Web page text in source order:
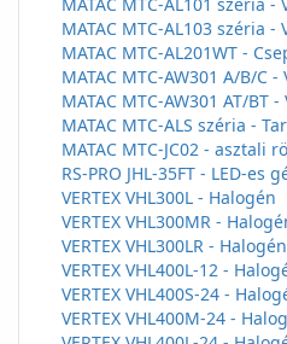
MATAC MTC-AL103 széria -
MATAC MTC-AL201WT -
MATAC MTC-AW301 A/B/C -
MATAC MTC-AW301 AT/BT
MATAC MTC-ALS széria -
MATAC MTC-JC02 - asztali
RS-PRO JHL-35FT - LED-es
VERTEX VHL300L - Halogén
VERTEX VHL300MR -
VERTEX VHL300LR - Halogén
VERTEX VHL400L-12 -
VERTEX VHL400S-24 -
VERTEX VHL400M-24 -